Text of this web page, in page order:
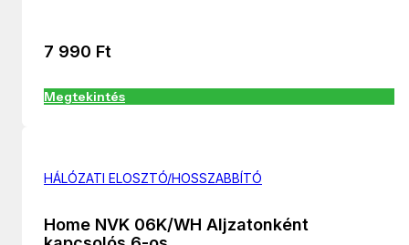
7 990 Ft
Megtekintés
HÁLÓZATI ELOSZTÓ/HOSSZABBÍTÓ
Home NVK 06K/WH Aljzatonként